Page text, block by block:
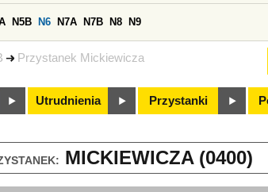
Przystanek Mickiewicza
N5B N6 N7A N7B N8 N9
Utrudnienia Przystanki
MICKIEWICZA (0400)